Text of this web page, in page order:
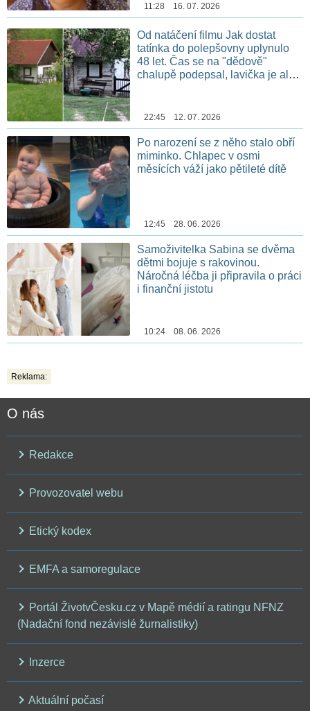
11:28 16. 07. 2026
Od natáčení filmu Jak dostat
tatínka do polepšovny uplynulo
48 let. Čas se na "dědově"
chalupě podepsal, lavička je ale
22:45 12. 07. 2026
Po narození se z něho stalo obří
miminko. Chlapec v osmi
měsících váží jako pětileté dítě
12:45 28. 06. 2026
Samoživitelka Sabina se dvěma
dětmi bojuje s rakovinou.
Náročná léčba ji připravila o práci
i finanční jistotu
10:24 08. 06. 2026
Reklama:
O nás
Redakce
Provozovatel webu
Etický kodex
EMFA a samoregulace
Portál ŽivotvČesku.cz v Mapě médií a ratingu NFNZ
(Nadační fond nezávislé žurnalistiky)
Inzerce
Aktuální počasí